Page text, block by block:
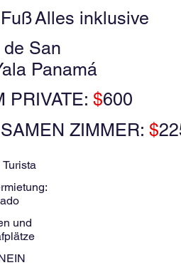
Alles inklusive
San
Panamá
PRIVATE:$600
ZIMMER: $
Turista
und